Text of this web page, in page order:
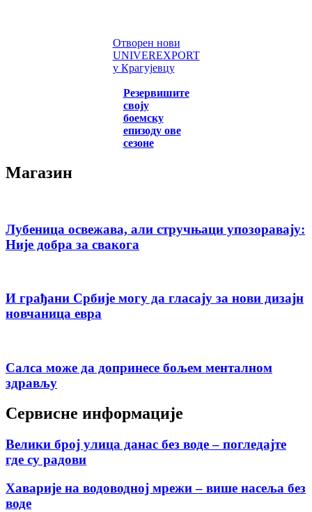
Отворен нови
UNIVEREXPORT
у Крагујевцу
Резервишите
своју
боемску
епизоду ове
сезоне
Магазин
Лубеница освежава, али стручњаци упозоравају:
Није добра за свакога
И грађани Србије могу да гласају за нови дизајн
новчаница евра
Салса може да допринесе бољем менталном
здрављу
Сервисне информације
Велики број улица данас без воде – погледајте
где су радови
Хаварије на водоводној мрежи – више насеља без
воде